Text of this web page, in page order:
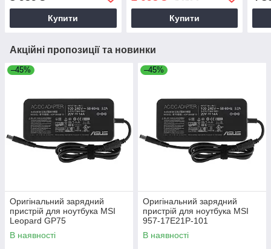
Купити Купити
Акційні пропозиції та новинки
–45%
Оригінальний зарядний
пристрій для ноутбука MSI
Leopard GP75
В наявності
–45%
Оригінальний зарядний
пристрій для ноутбука MSI
957-17E21P-101
В наявності